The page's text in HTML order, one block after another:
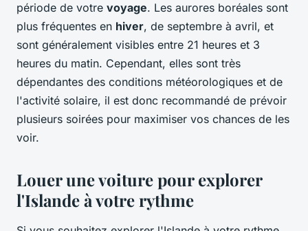
période de votre voyage. Les aurores boréales sont
plus fréquentes en hiver, de septembre à avril, et
sont généralement visibles entre 21 heures et 3
heures du matin. Cependant, elles sont très
dépendantes des conditions météorologiques et de
l'activité solaire, il est donc recommandé de prévoir
plusieurs soirées pour maximiser vos chances de les
voir.
Louer une voiture pour explorer
l'Islande à votre rythme